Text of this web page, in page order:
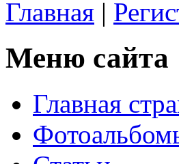
Главная |
Меню сайта
Главная